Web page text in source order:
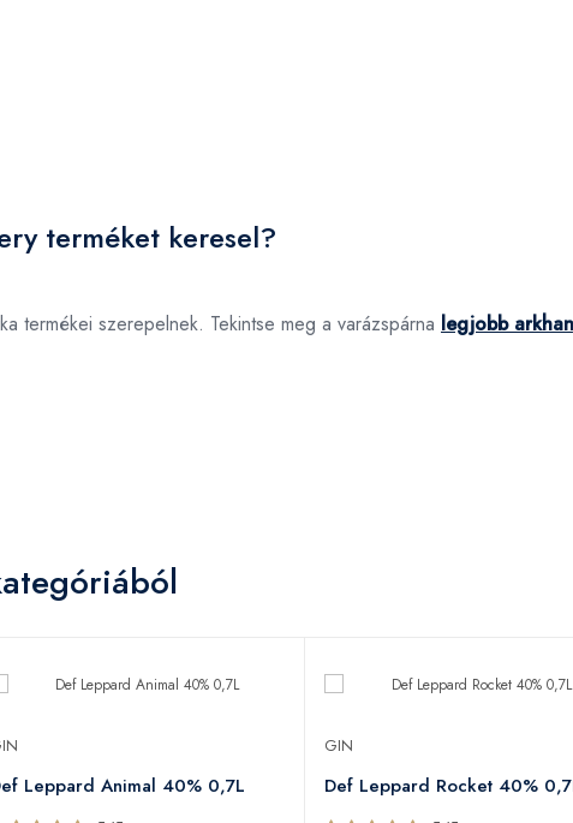
terméket keresel?
termékei szerepelnek. Tekintse meg a varázspárna legjobb
Leppard Animal 40% 0,7L
GIN
Def Leppard Rocket 40%